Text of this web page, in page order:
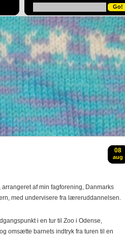
08
aug
af min fagforening, Danmarks
med undervisere fra læreruddannelsen.
i en tur til Zoo i Odense,
omsætte barnets indtryk fra turen til en